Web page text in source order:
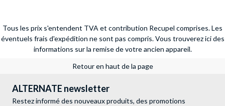
Tous les prix s'entendent TVA et contribution Recupel comprises. Les
éventuels frais d'expédition ne sont pas compris. Vous trouverez ici des
informations sur la remise de votre ancien appareil.
Retour en haut de la page
ALTERNATE newsletter
Restez informé des nouveaux produits, des promotions